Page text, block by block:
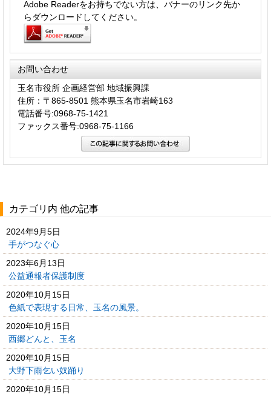
Adobe Readerをお持ちでない方は、バナーのリンク先か
らダウンロードしてください。
お問い合わせ
玉名市役所 企画経営部 地域振興課
住所：〒865-8501 熊本県玉名市岩崎163
電話番号:0968-75-1421
ファックス番号:0968-75-1166
カテゴリ内 他の記事
2024年9月5日
手がつなぐ心
2023年6月13日
公益通報者保護制度
2020年10月15日
色紙で表現する日常、玉名の風景。
2020年10月15日
西郷どんと、玉名
2020年10月15日
大野下雨乞い奴踊り
2020年10月15日